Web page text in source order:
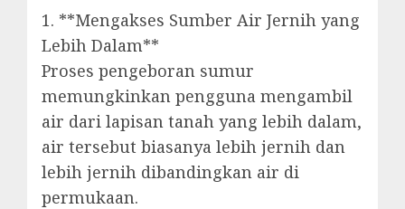
1. **Mengakses Sumber Air Jernih yang
Lebih Dalam**
Proses pengeboran sumur
memungkinkan pengguna mengambil
air dari lapisan tanah yang lebih dalam,
air tersebut biasanya lebih jernih dan
lebih jernih dibandingkan air di
permukaan.